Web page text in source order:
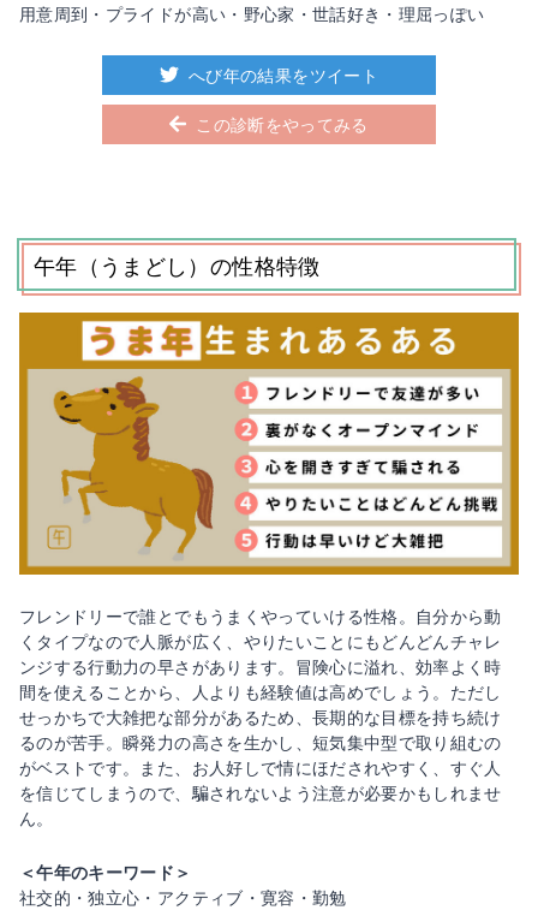
用意周到・プライドが高い・野心家・世話好き・理屈っぽい
へび年の結果をツイート
この診断をやってみる
午年（うまどし）の性格特徴
フレンドリーで誰とでもうまくやっていける性格。自分から動
くタイプなので人脈が広く、やりたいことにもどんどんチャレ
ンジする行動力の早さがあります。冒険心に溢れ、効率よく時
間を使えることから、人よりも経験値は高めでしょう。ただし
せっかちで大雑把な部分があるため、長期的な目標を持ち続け
るのが苦手。瞬発力の高さを生かし、短気集中型で取り組むの
がベストです。また、お人好しで情にほだされやすく、すぐ人
を信じてしまうので、騙されないよう注意が必要かもしれませ
ん。
＜午年のキーワード＞
社交的・独立心・アクティブ・寛容・勤勉